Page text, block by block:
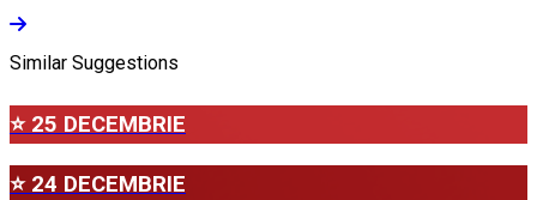
Similar Suggestions
⭐ 25 DECEMBRIE
⭐ 24 DECEMBRIE